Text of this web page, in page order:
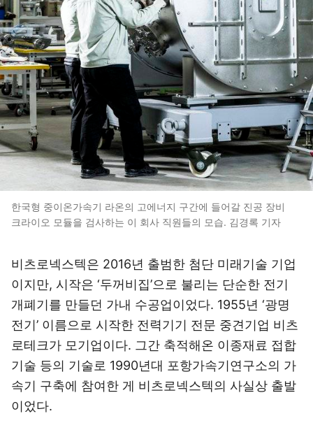
한국형 중이온가속기 라온의 고에너지 구간에 들어갈 진공 장비
크라이오 모듈을 검사하는 이 회사 직원들의 모습. 김경록 기자
비츠로넥스텍은 2016년 출범한 첨단 미래기술 기업
이지만, 시작은 ‘두꺼비집’으로 불리는 단순한 전기
개폐기를 만들던 가내 수공업이었다. 1955년 ‘광명
전기’ 이름으로 시작한 전력기기 전문 중견기업 비츠
로테크가 모기업이다. 그간 축적해온 이종재료 접합
기술 등의 기술로 1990년대 포항가속기연구소의 가
속기 구축에 참여한 게 비츠로넥스텍의 사실상 출발
이었다.